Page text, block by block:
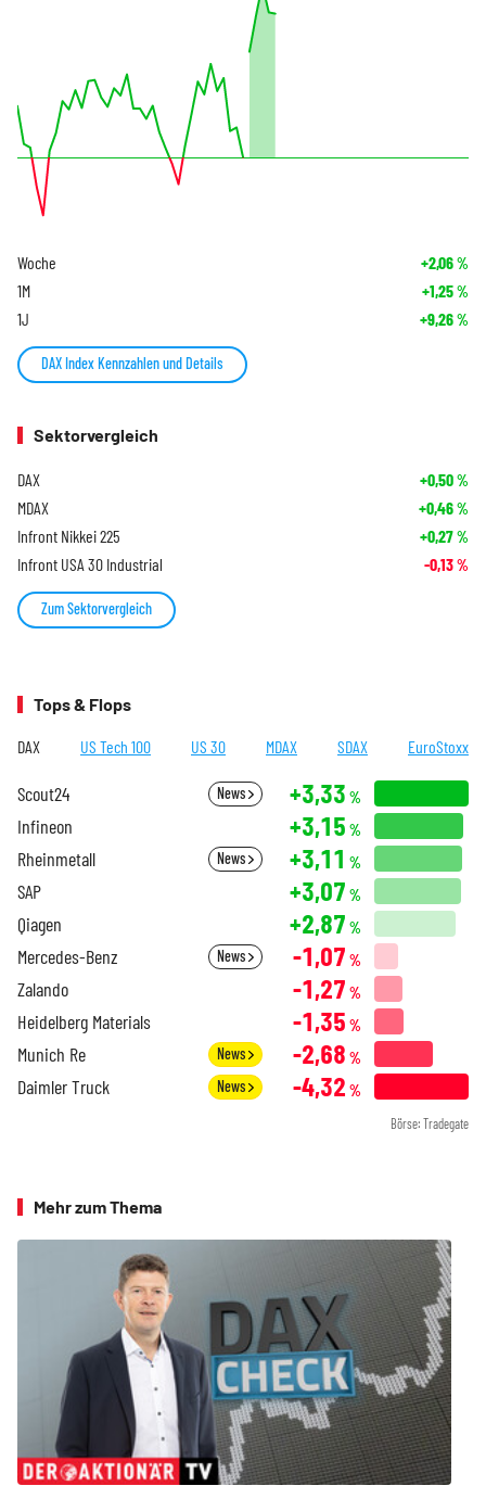
Woche +2,06%
1M +1,25%
1J +9,26%
DAX Index Kennzahlen und Details
Sektorvergleich
DAX +0,50%
MDAX +0,46%
Infront Nikkei 225 +0,27%
Infront USA 30 Industrial -0,13%
Zum Sektorvergleich
Tops & Flops
DAX US Tech 100 US 30 MDAX SDAX EuroStoxx
Scout24 News +3,33 %
Infineon +3,15 %
Rheinmetall News +3,11 %
SAP +3,07 %
Qiagen +2,87 %
Mercedes-Benz News -1,07 %
Zalando -1,27 %
Heidelberg Materials -1,35 %
Munich Re News -2,68 %
Daimler Truck News -4,32 %
Börse: Tradegate
Mehr zum Thema